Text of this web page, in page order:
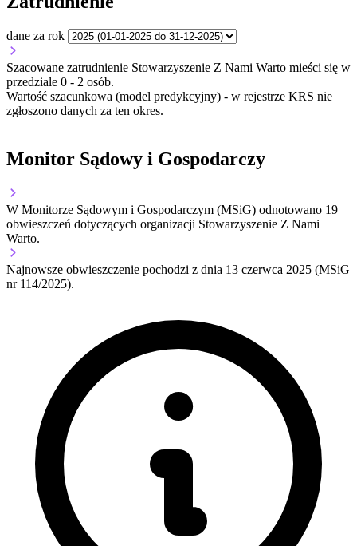
dane za rok
Szacowane zatrudnienie Stowarzyszenie Z Nami Warto mieści się w
przedziale 0 - 2 osób.
Wartość szacunkowa (model predykcyjny) - w rejestrze KRS nie
zgłoszono danych za ten okres.
Monitor Sądowy i Gospodarczy
W Monitorze Sądowym i Gospodarczym (MSiG) odnotowano 19
obwieszczeń dotyczących organizacji Stowarzyszenie Z Nami
Warto.
Najnowsze obwieszczenie pochodzi z dnia 13 czerwca 2025 (MSiG
nr 114/2025).